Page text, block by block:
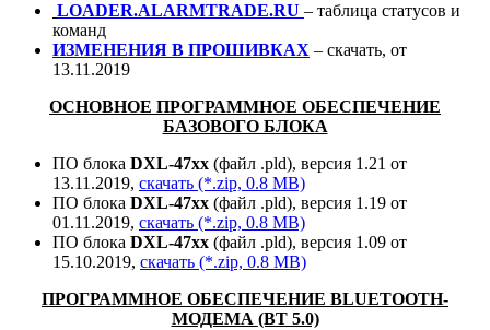
LOADER.ALARMTRADE.RU – таблица статусов и
команд
ИЗМЕНЕНИЯ В ПРОШИВКАХ – скачать, от
13.11.2019
ОСНОВНОЕ ПРОГРАММНОЕ ОБЕСПЕЧЕНИЕ
БАЗОВОГО БЛОКА
ПО блока DXL-47xx (файл .pld), версия 1.21 от
13.11.2019, скачать (*.zip, 0.8 MB)
ПО блока DXL-47xx (файл .pld), версия 1.19 от
01.11.2019, скачать (*.zip, 0.8 MB)
ПО блока DXL-47xx (файл .pld), версия 1.09 от
15.10.2019, скачать (*.zip, 0.8 MB)
ПРОГРАММНОЕ ОБЕСПЕЧЕНИЕ BLUETOOTH-
МОДЕМА (BT 5.0)